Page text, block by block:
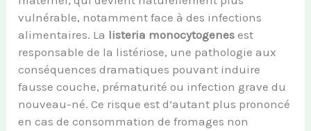
vulnérable, notamment face à des infections
alimentaires. La listeria monocytogenes est
responsable de la listériose, une pathologie aux
conséquences dramatiques pouvant induire
fausse couche, prématurité ou infection grave du
nouveau-né. Ce risque est d’autant plus prononcé
en cas de consommation de fromages non